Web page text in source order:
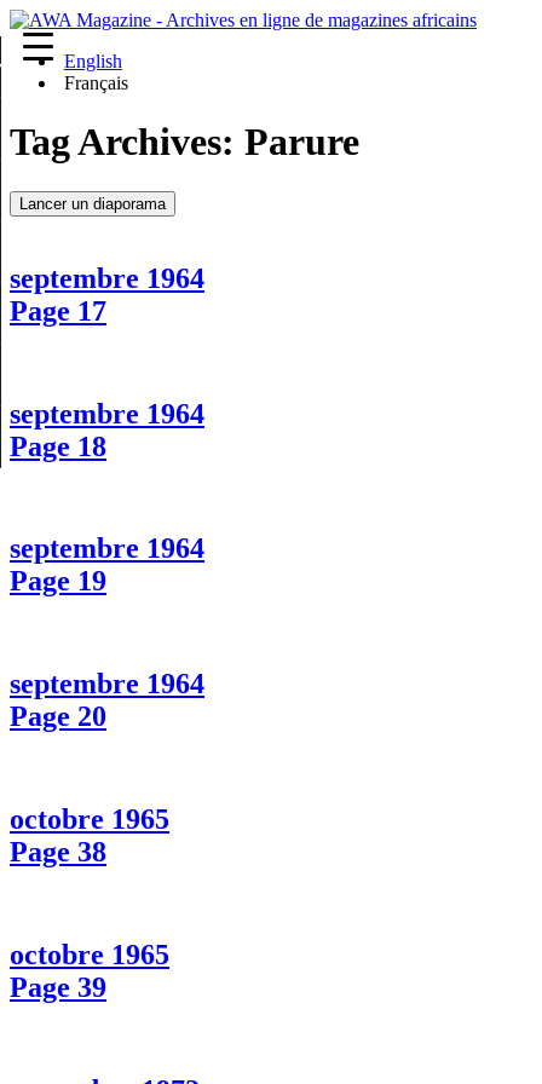
English
Français
Tag Archives: Parure
Lancer un diaporama
septembre 1964
Page 17
septembre 1964
Page 18
septembre 1964
Page 19
septembre 1964
Page 20
octobre 1965
Page 38
octobre 1965
Page 39